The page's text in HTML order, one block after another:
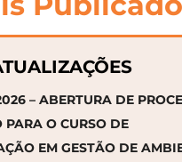
– ABERTURA DE
PARA O CURSO DE
EM GESTÃO DE